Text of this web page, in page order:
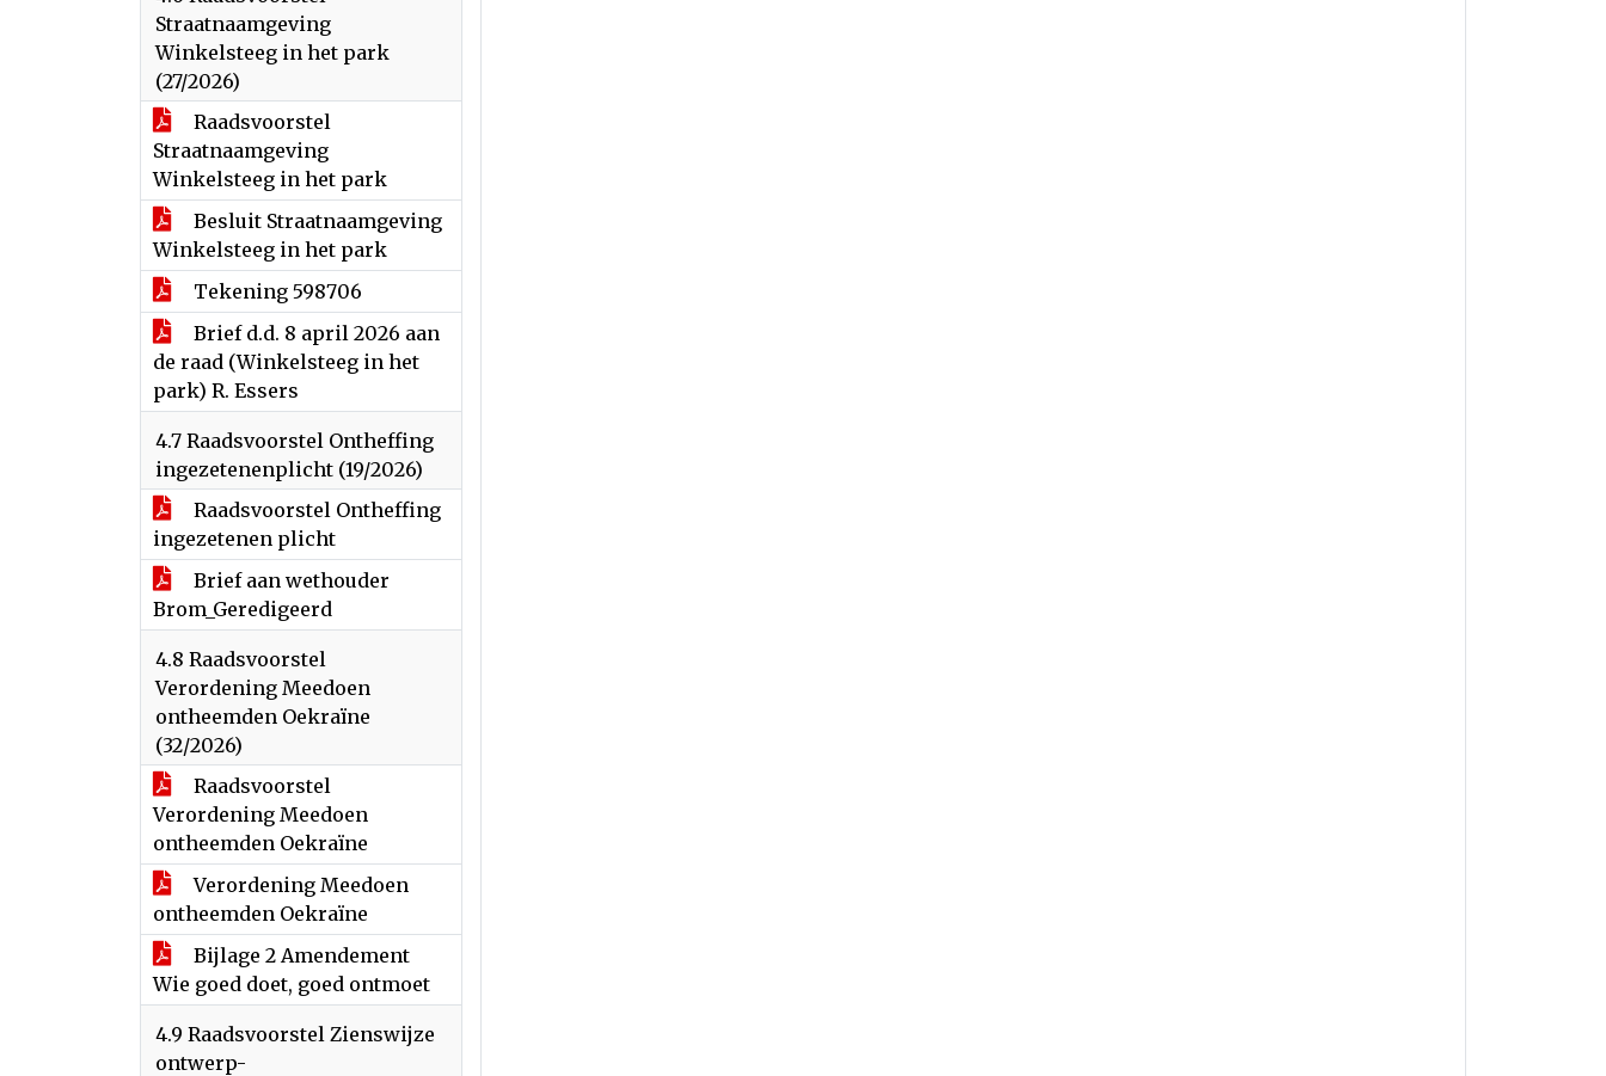
Straatnaamgeving
Winkelsteeg in het park
(27/2026)
Raadsvoorstel
Straatnaamgeving
Winkelsteeg in het park
Besluit Straatnaamgeving
Winkelsteeg in het park
Tekening 598706
Brief d.d. 8 april 2026 aan
de raad (Winkelsteeg in het
park) R. Essers
4.7 Raadsvoorstel Ontheffing
ingezetenenplicht (19/2026)
Raadsvoorstel Ontheffing
ingezetenen plicht
Brief aan wethouder
Brom_Geredigeerd
4.8 Raadsvoorstel
Verordening Meedoen
ontheemden Oekraïne
(32/2026)
Raadsvoorstel
Verordening Meedoen
ontheemden Oekraïne
Verordening Meedoen
ontheemden Oekraïne
Bijlage 2 Amendement
Wie goed doet, goed ontmoet
4.9 Raadsvoorstel Zienswijze
ontwerp-